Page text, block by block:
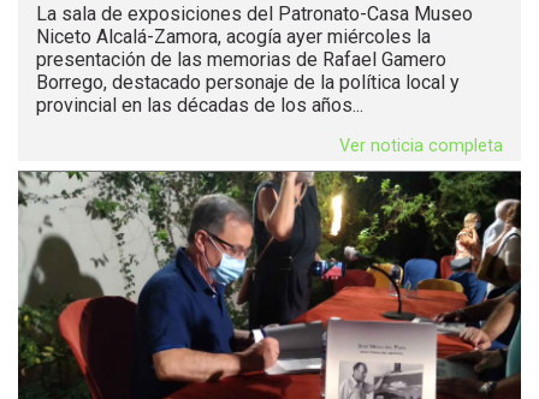
La sala de exposiciones del Patronato-Casa Museo
Niceto Alcalá-Zamora, acogía ayer miércoles la
presentación de las memorias de Rafael Gamero
Borrego, destacado personaje de la política local y
provincial en las décadas de los años...
Ver noticia completa